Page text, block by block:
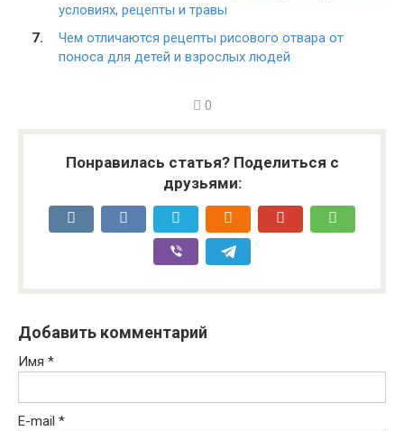
условиях, рецепты и травы
Чем отличаются рецепты рисового отвара от
поноса для детей и взрослых людей
0
Понравилась статья? Поделиться с
друзьями:
Добавить комментарий
Имя *
E-mail *